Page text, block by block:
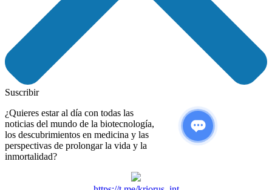
Suscribir
¿Quieres estar al día con todas las
noticias del mundo de la biotecnología,
los descubrimientos en medicina y las
perspectivas de prolongar la vida y la
inmortalidad?